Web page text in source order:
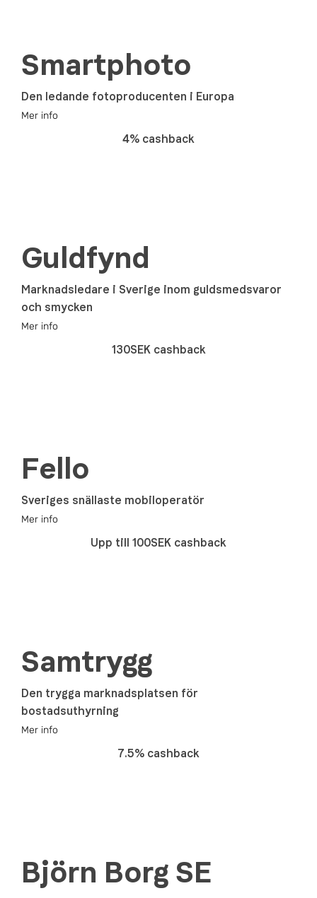
Smartphoto
Den ledande fotoproducenten i Europa
Mer info
4% cashback
Guldfynd
Marknadsledare i Sverige inom guldsmedsvaror
och smycken
Mer info
130SEK cashback
Fello
Sveriges snällaste mobiloperatör
Mer info
Upp till 100SEK cashback
Samtrygg
Den trygga marknadsplatsen för
bostadsuthyrning
Mer info
7.5% cashback
Björn Borg SE